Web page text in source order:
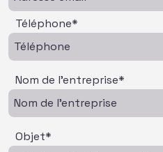
Téléphone*
Nom de l'entreprise*
Objet*